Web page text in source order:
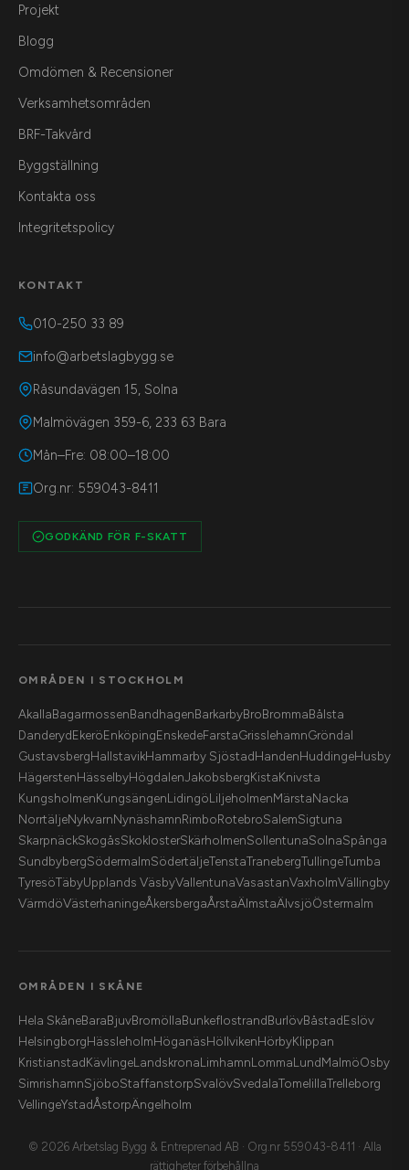
Projekt
Blogg
Omdömen & Recensioner
Verksamhetsområden
BRF-Takvård
Byggställning
Kontakta oss
Integritetspolicy
KONTAKT
010-250 33 89
info@arbetslagbygg.se
Råsundavägen 15, Solna
Malmövägen 359-6, 233 63 Bara
Mån–Fre: 08:00–18:00
Org.nr: 559043-8411
GODKÄND FÖR F-SKATT
OMRÅDEN I STOCKHOLM
AkallaBagarmossenBandhagenBarkarbyBroBrommaBålsta
DanderydEkeröEnköpingEnskedeFarstaGrisslehamnGröndal
GustavsbergHallstavikHammarby SjöstadHandenHuddingeHusby
HägerstenHässelbyHögdalenJakobsbergKistaKnivsta
KungsholmenKungsängenLidingöLiljeholmenMärstaNacka
NorrtäljeNykvarnNynäshamnRimboRotebroSalemSigtuna
SkarpnäckSkogåsSkoklosterSkärholmenSollentunaSolnaSpånga
SundbybergSödermalmSödertäljeTenstaTranebergTullingeTumba
TyresöTäbyUpplands VäsbyVallentunaVasastanVaxholmVällingby
VärmdöVästerhaningeÅkersbergaÅrstaÄlmstaÄlvsjöÖstermalm
OMRÅDEN I SKÅNE
Hela SkåneBaraBjuvBromöllaBunkeflostrandBurlövBåstadEslöv
HelsingborgHässleholmHöganäsHöllvikenHörbyKlippan
KristianstadKävlingeLandskronaLimhamnLommaLundMalmöOsby
SimrishamnSjöboStaffanstorpSvalövSvedalaTomelillaTrelleborg
VellingeYstadÅstorpÄngelholm
© 2026 Arbetslag Bygg & Entreprenad AB · Org.nr 559043-8411 · Alla
rättigheter förbehållna